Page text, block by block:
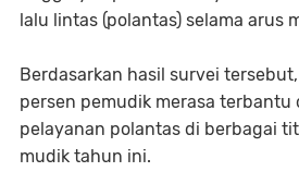
lalu lintas (polantas) selama arus
Berdasarkan hasil survei
persen pemudik merasa terbantu
pelayanan polantas di berbagai
mudik tahun ini.